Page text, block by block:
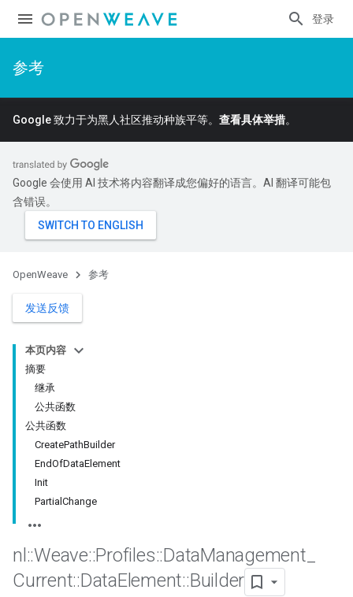
登录
参考
Google 致力于为黑人社区推动种族平等。 查看具体举措。
Google 会使用 AI 技术将内容翻译成您偏好的语言。AI 翻译可能包
含错误。
OpenWeave 参考
发送反馈
本页内容
摘要
继承
公共函数
公共函数
CreatePathBuilder
EndOfDataElement
Init
PartialChange
nl ::Weave::Profiles::DataManagement
Current::DataElement::Builder